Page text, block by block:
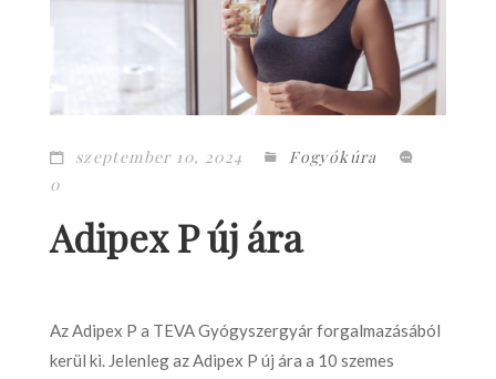
szeptember 10, 2024
Fogyókúra
0
Adipex P új ára
Az Adipex P a TEVA Gyógyszergyár forgalmazásából
kerül ki. Jelenleg az Adipex P új ára a 10 szemes